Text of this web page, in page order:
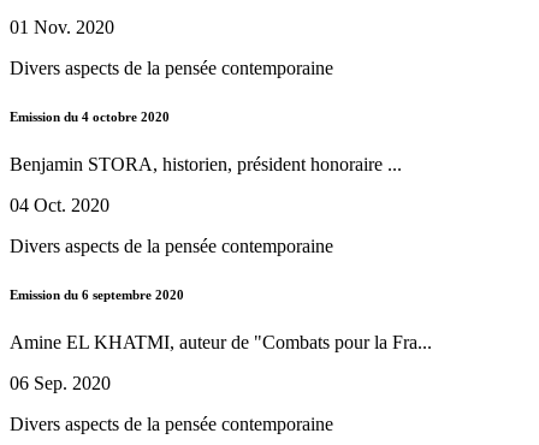
01 Nov. 2020
Divers aspects de la pensée contemporaine
Emission du 4 octobre 2020
Benjamin STORA, historien, président honoraire ...
04 Oct. 2020
Divers aspects de la pensée contemporaine
Emission du 6 septembre 2020
Amine EL KHATMI, auteur de "Combats pour la Fra...
06 Sep. 2020
Divers aspects de la pensée contemporaine